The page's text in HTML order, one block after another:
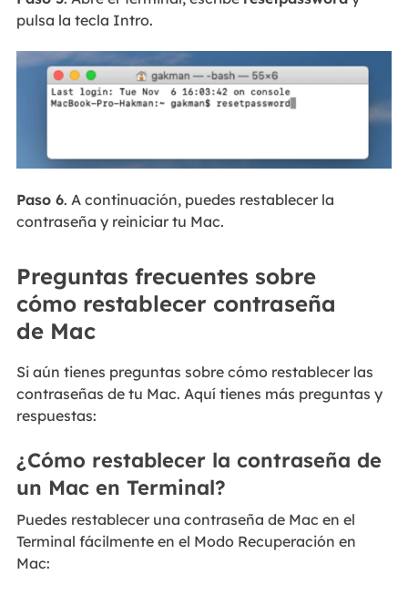
pulsa la tecla Intro.
Paso 6. A continuación, puedes restablecer la
contraseña y reiniciar tu Mac.
Preguntas frecuentes sobre
cómo restablecer contraseña
de Mac
Si aún tienes preguntas sobre cómo restablecer las
contraseñas de tu Mac. Aquí tienes más preguntas y
respuestas:
¿Cómo restablecer la contraseña de
un Mac en Terminal?
Puedes restablecer una contraseña de Mac en el
Terminal fácilmente en el Modo Recuperación en
Mac: